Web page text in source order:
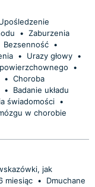
• Zaburzenia
Bezsenność •
• Urazy głowy •
•
• Choroba
•
Badanie układu
świadomości •
w chorobie
jak
miesiąc •
Dmuchane